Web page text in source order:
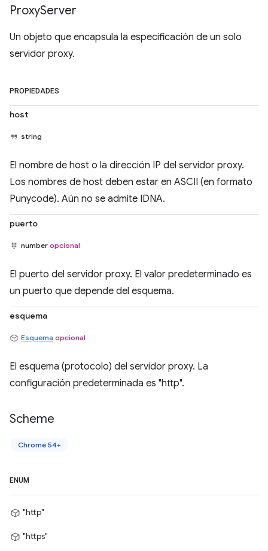
ProxyServer
Un objeto que encapsula la especificación de un solo
servidor proxy.
PROPIEDADES
host
string
El nombre de host o la dirección IP del servidor proxy.
Los nombres de host deben estar en ASCII (en formato
Punycode). Aún no se admite IDNA.
puerto
number opcional
El puerto del servidor proxy. El valor predeterminado es
un puerto que depende del esquema.
esquema
Esquema opcional
El esquema (protocolo) del servidor proxy. La
configuración predeterminada es "http".
Scheme
Chrome 54+
ENUM
"http"
"https"